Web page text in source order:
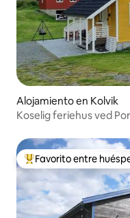
Alojamiento en Kolvik
Koselig feriehus ved
Favorito entre
Favorito entre